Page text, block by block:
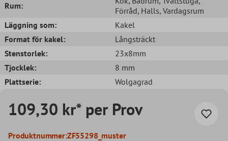
Rum:
Förråd, Halls, Vardagsrum
Läggning som:
Kakel
Format för kakel:
Långsträckt
Stenstorlek:
23x8mm
Tjocklek:
8 mm
Plattserie:
Wolgagrad
109,30 kr* per Prov
Produktnummer:ZF55298_muster